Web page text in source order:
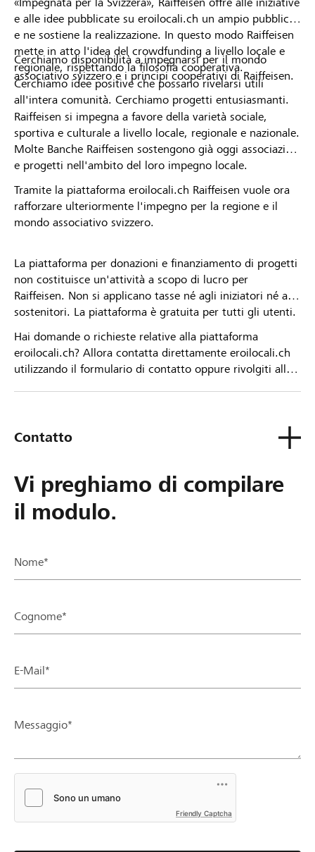
e alle idee pubblicate su eroilocali.ch un ampio pubblico
e ne sostiene la realizzazione. In questo modo Raiffeisen
mette in atto l'idea del crowdfunding a livello locale e
regionale, rispettando la filosofia cooperativa.
Cerchiamo idee positive che possano rivelarsi utili
all'intera comunità. Cerchiamo progetti entusiasmanti.
Cerchiamo disponibilità a impegnarsi per il mondo
associativo svizzero e i principi cooperativi di Raiffeisen.
Raiffeisen si impegna a favore della varietà sociale,
sportiva e culturale a livello locale, regionale e nazionale.
Molte Banche Raiffeisen sostengono già oggi associazioni
e progetti nell'ambito del loro impegno locale.
Tramite la piattaforma eroilocali.ch Raiffeisen vuole ora
rafforzare ulteriormente l'impegno per la regione e il
mondo associativo svizzero.
La piattaforma per donazioni e finanziamento di progetti
non costituisce un'attività a scopo di lucro per
Raiffeisen. Non si applicano tasse né agli iniziatori né ai
sostenitori. La piattaforma è gratuita per tutti gli utenti.
Hai domande o richieste relative alla piattaforma
eroilocali.ch? Allora contatta direttamente eroilocali.ch
utilizzando il formulario di contatto oppure rivolgiti alla
Contatto
Vi preghiamo di compilare
il modulo.
Nome*
Cognome*
E-Mail*
Messaggio*
Friendly Captcha